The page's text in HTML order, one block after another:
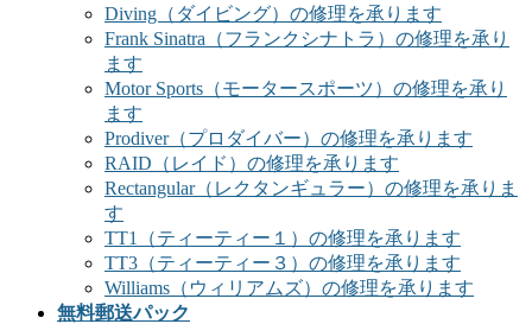
Diving（ダイビング）の修理を承ります
Frank Sinatra（フランクシナトラ）の修理を承り
ます
Motor Sports（モータースポーツ）の修理を承り
ます
Prodiver（プロダイバー）の修理を承ります
RAID（レイド）の修理を承ります
Rectangular（レクタンギュラー）の修理を承りま
す
TT1（ティーティー１）の修理を承ります
TT3（ティーティー３）の修理を承ります
Williams（ウィリアムズ）の修理を承ります
無料郵送パック